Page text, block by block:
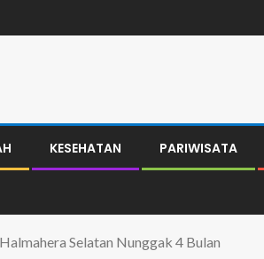
KESEHATAN PARIWISATA
Selatan Nunggak 4 Bulan